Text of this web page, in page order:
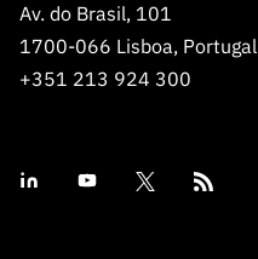
Av. do Brasil, 101
1700-066 Lisboa, Portugal
+351 213 924 300